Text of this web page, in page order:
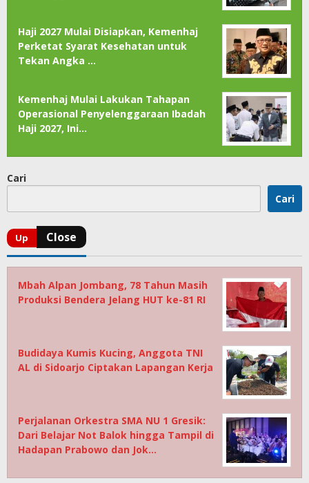
Haji 2027 Mulai Disiapkan, Kemenhaj
Perketat Syarat Kesehatan untuk
Tekan Angka …
Kemenhaj Mulai Lakukan Tahapan
Operasional Penyelenggaraan Ibadah
Haji 2027, Ini…
Cari
Cari
Mbah Alpan Jombang, 78 Tahun Masih
Produksi Bendera Jelang HUT ke-81 RI
Budidaya Kumis Kucing, Anggota TNI
AL di Sidoarjo Ciptakan Lapangan Kerja
Perjalanan Orkestra SMA NU 1 Gresik:
Dari Belajar Not Balok hingga Tampil di
Hadapan Prabowo dan Jok…